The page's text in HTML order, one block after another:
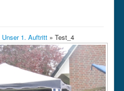
Unser 1. Auftritt » Test_4